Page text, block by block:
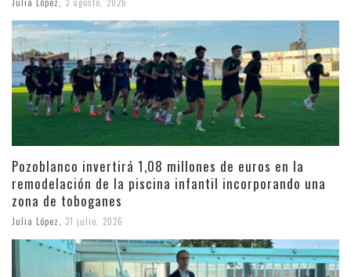
Pozoblanco invertirá 1,08 millones de euros en la
remodelación de la piscina infantil incorporando una
zona de toboganes
Julia López 31 julio, 2026